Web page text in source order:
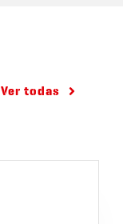
Ver todas